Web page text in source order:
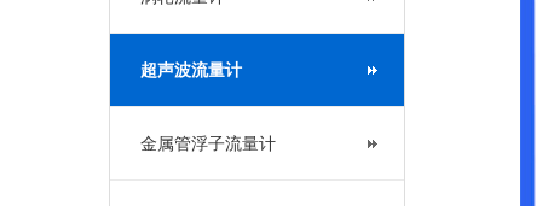
超声波流量计
金属管浮子流量计